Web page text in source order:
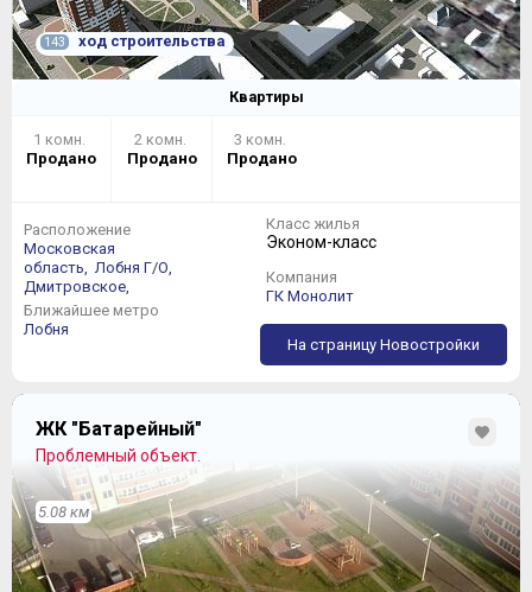
143 ход строительства
Квартиры
1 комн.
Продано
2 комн.
Продано
3 комн.
Продано
Расположение
Московская
область, Лобня Г/О,
Дмитровское,
Ближайшее метро
Лобня
Класс жилья
Эконом-класс
Компания
ГК Монолит
На страницу Новостройки
ЖК "Батарейный"
Проблемный объект.
5.08 км